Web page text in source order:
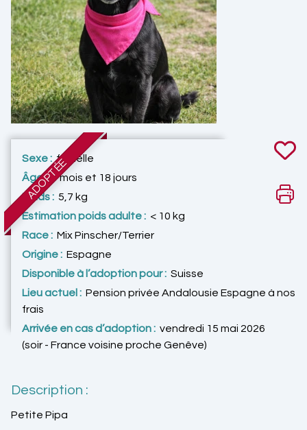
ADOPTÉE
Sexe : femelle
Âge :1 mois et 18 jours
Poids : 5,7 kg
Estimation poids adulte : < 10 kg
Race : Mix Pinscher/Terrier
Origine : Espagne
Disponible à l’adoption pour : Suisse
Lieu actuel : Pension privée Andalousie Espagne à nos
frais
Arrivée en cas d’adoption : vendredi 15 mai 2026
(soir - France voisine proche Genêve)
Description :
Petite Pipa